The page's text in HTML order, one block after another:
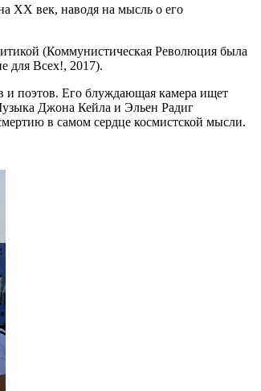
XX век, наводя на мысль о его
(Коммунистическая Революция была
для Всех!, 2017).
и поэтов. Его блуждающая камера ищет
Джона Кейла и Эльен Радиг
в самом сердце космистской мысли.